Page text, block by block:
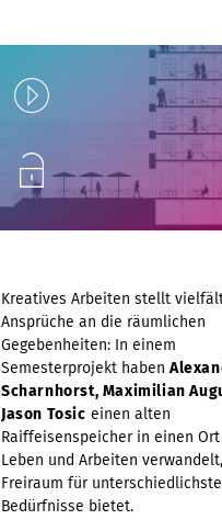
Play
Unlock
Kreatives Arbeiten stellt
Ansprüche an die räumlichen
Gegebenheiten: In einem
Semesterprojekt haben
Scharnhorst, Maximilian
Jason Tosic einen alten
Raiffeisenspeicher in einen Ort
Leben und Arbeiten
Freiraum für unterschiedlichste
Bedürfnisse bietet.